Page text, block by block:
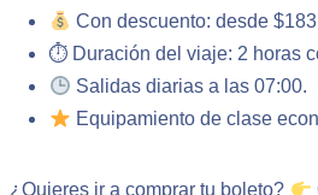
Con descuento: desde
⏱ Duración del viaje: 2 horas
Salidas diarias a las 07:00.
Equipamiento de clase
¿Quieres ir a comprar tu boleto?